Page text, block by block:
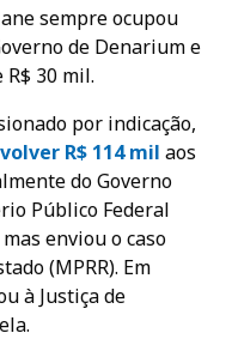
sempre ocupou
de Denarium e
30 mil.
por indicação,
R$ 114 mil aos
do Governo
Público Federal
enviou o caso
(MPRR). Em
à Justiça de